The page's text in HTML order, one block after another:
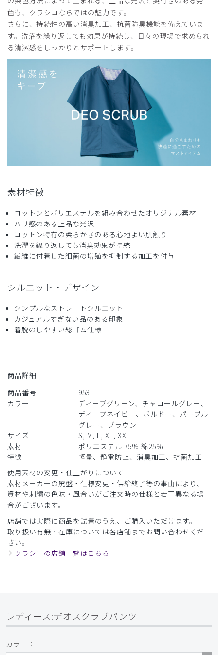
ウェアを試してきました。その中で最も涼しく感じて満足し
ています。
商品：953レディース:デオスクラブパンツ/ディープネ
イビー/L
役に立った
栃木県 50代 女性 看護師・准看護師 ゆうこりんさん様
2022-08-12
スタイリッシュなデザインが気に入ってます。
役に立った
東京都 40代女性医師 遠藤あびさん様
2018-04-23
地がいいです。
商品：レディース:デオスクラブパンツ
役に立った 0
色も、クラシコならではの魅力です。
さらに、持続性の高い消臭加工、抗菌防臭機能を備えていま
す。洗濯を繰り返しても効果が持続し、日々の現場で求められ
る清潔感をしっかりとサポートします。
素材特徴
コットンとポリエステルを組み合わせたオリジナル素材
ハリ感のある上品な光沢
コットン特有の柔らかさのある心地よい肌触り
洗濯を繰り返しても消臭効果が持続
繊維に付着した細菌の増殖を抑制する加工を付与
シルエット・デザイン
シンプルなストレートシルエット
カジュアルすぎない品のある印象
着脱のしやすい総ゴム仕様
商品詳細
商品番号
953
カラー
ディープグリーン、チャコールグレー、
ディープネイビー、ボルドー、パープル
グレー、ブラウン
サイズ
S, M, L, XL, XXL
素材
ポリエステル 75% 綿25%
特徴
軽量、静電防止、消臭加工、抗菌加工
使用素材の変更・仕上がりについて
素材メーカーの廃盤・仕様変更・供給終了等の事由により、
資材や刺繍の色味・風合いがご注文時の仕様と若干異なる場
合がございます。
店舗では実際に商品を試着のうえ、ご購入いただけます。
取り扱い有無・在庫については各店舗までお問い合わせくだ
さい。
クラシコの店舗一覧はこちら
レディース:デオスクラブパンツ
カラー：